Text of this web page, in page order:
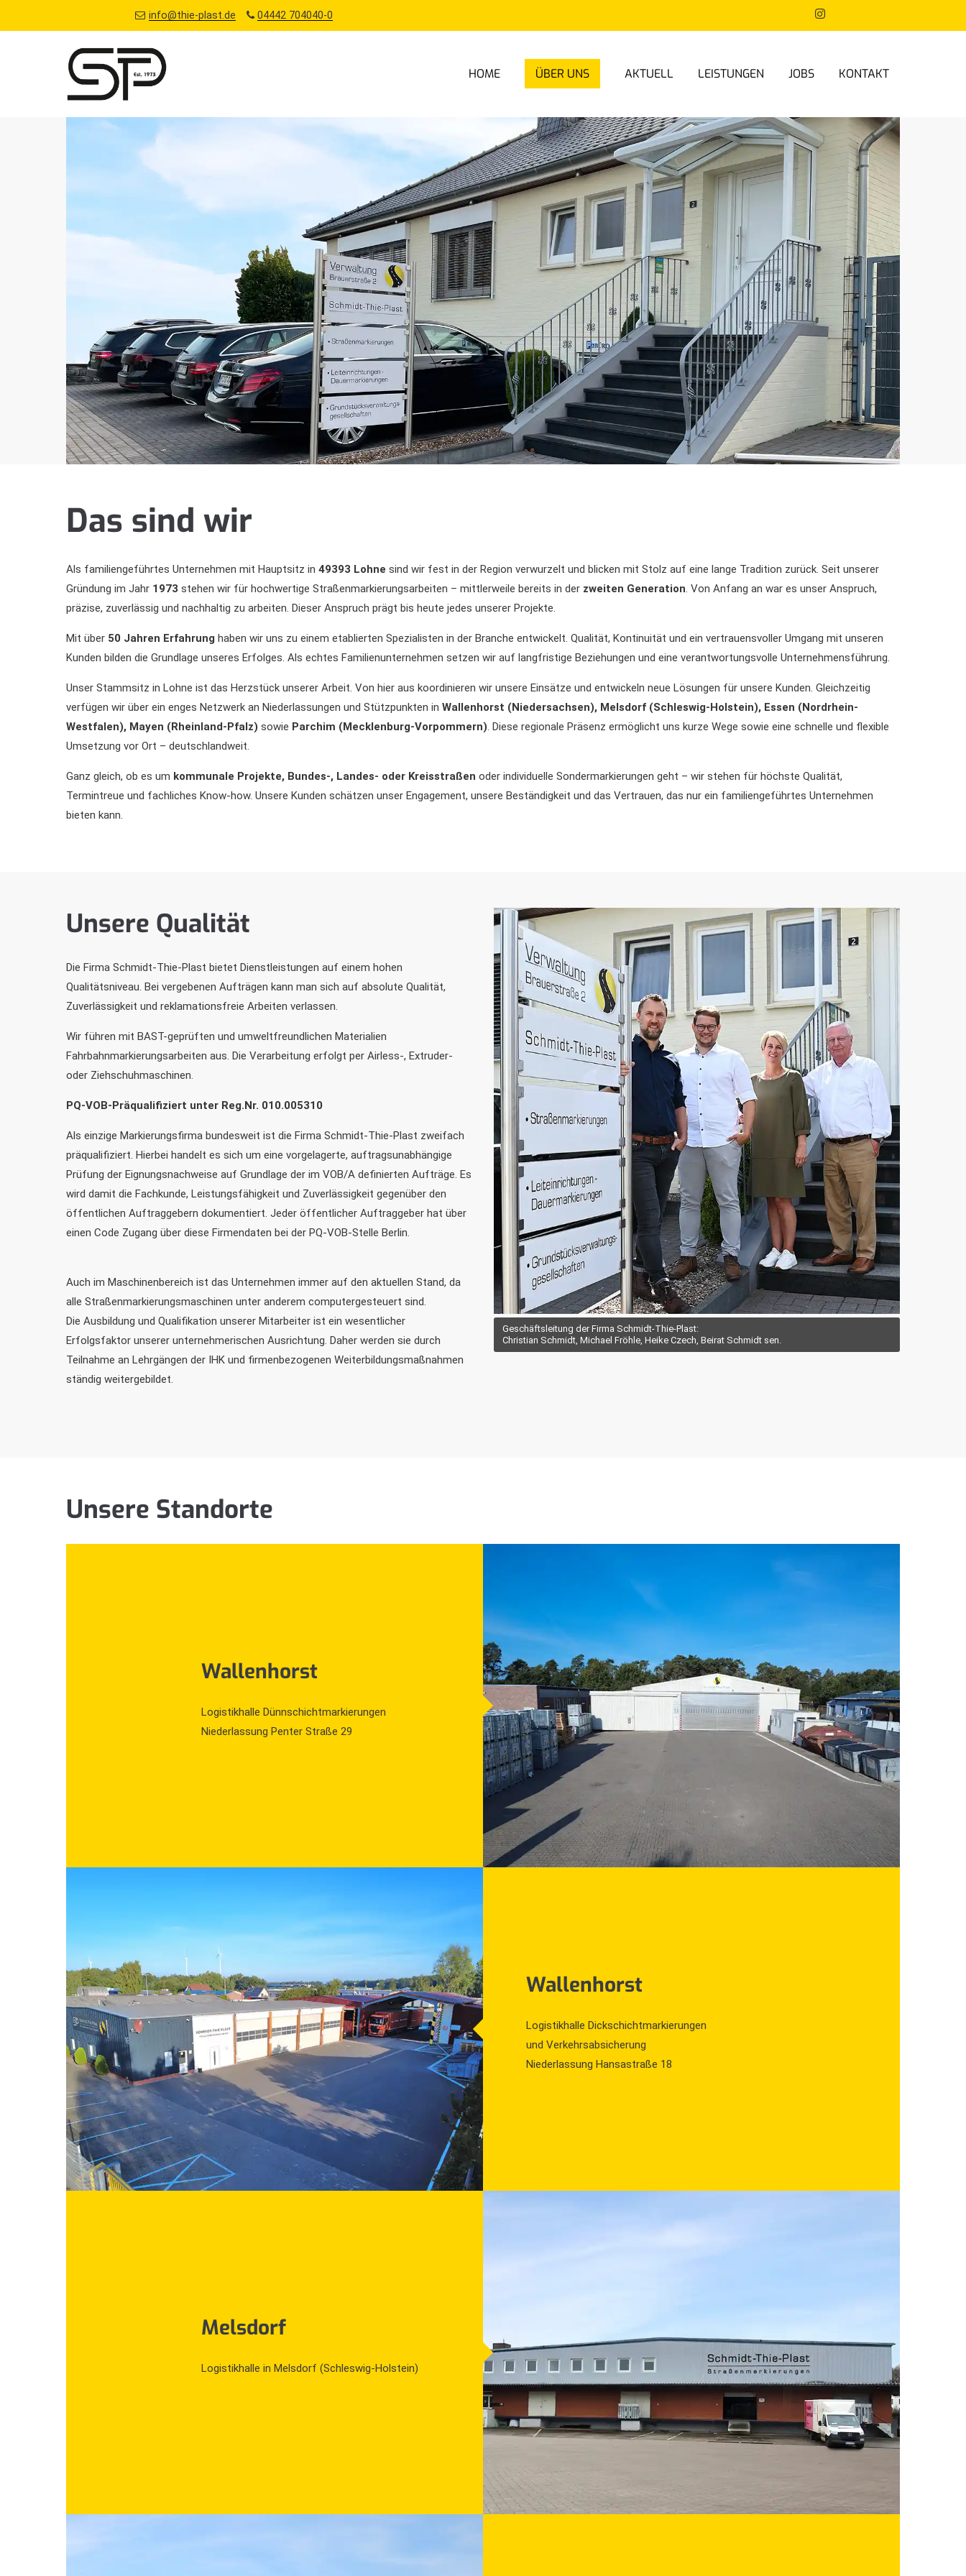
info@thie-plast.de 04442 704040-0
HOME ÜBER UNS AKTUELL LEISTUNGEN JOBS KONTAKT
Das sind wir
Als familiengeführtes Unternehmen mit Hauptsitz in 49393 Lohne sind wir fest in der Region verwurzelt und blicken mit Stolz auf eine lange Tradition zurück. Seit unserer
Gründung im Jahr 1973 stehen wir für hochwertige Straßenmarkierungsarbeiten – mittlerweile bereits in der zweiten Generation. Von Anfang an war es unser Anspruch,
präzise, zuverlässig und nachhaltig zu arbeiten. Dieser Anspruch prägt bis heute jedes unserer Projekte.
Mit über 50 Jahren Erfahrung haben wir uns zu einem etablierten Spezialisten in der Branche entwickelt. Qualität, Kontinuität und ein vertrauensvoller Umgang mit unseren
Kunden bilden die Grundlage unseres Erfolges. Als echtes Familienunternehmen setzen wir auf langfristige Beziehungen und eine verantwortungsvolle Unternehmensführung.
Unser Stammsitz in Lohne ist das Herzstück unserer Arbeit. Von hier aus koordinieren wir unsere Einsätze und entwickeln neue Lösungen für unsere Kunden. Gleichzeitig
verfügen wir über ein enges Netzwerk an Niederlassungen und Stützpunkten in Wallenhorst (Niedersachsen), Melsdorf (Schleswig-Holstein), Essen (Nordrhein-
Westfalen), Mayen (Rheinland-Pfalz) sowie Parchim (Mecklenburg-Vorpommern). Diese regionale Präsenz ermöglicht uns kurze Wege sowie eine schnelle und flexible
Umsetzung vor Ort – deutschlandweit.
Ganz gleich, ob es um kommunale Projekte, Bundes-, Landes- oder Kreisstraßen oder individuelle Sondermarkierungen geht – wir stehen für höchste Qualität,
Termintreue und fachliches Know-how. Unsere Kunden schätzen unser Engagement, unsere Beständigkeit und das Vertrauen, das nur ein familiengeführtes Unternehmen
bieten kann.
Unsere Qualität
Die Firma Schmidt-Thie-Plast bietet Dienstleistungen auf einem hohen
Qualitätsniveau. Bei vergebenen Aufträgen kann man sich auf absolute Qualität,
Zuverlässigkeit und reklamationsfreie Arbeiten verlassen.
Wir führen mit BAST-geprüften und umweltfreundlichen Materialien
Fahrbahnmarkierungsarbeiten aus. Die Verarbeitung erfolgt per Airless-, Extruder-
oder Ziehschuhmaschinen.
PQ-VOB-Präqualifiziert unter Reg.Nr. 010.005310
Als einzige Markierungsfirma bundesweit ist die Firma Schmidt-Thie-Plast zweifach
präqualifiziert. Hierbei handelt es sich um eine vorgelagerte, auftragsunabhängige
Prüfung der Eignungsnachweise auf Grundlage der im VOB/A definierten Aufträge. Es
wird damit die Fachkunde, Leistungsfähigkeit und Zuverlässigkeit gegenüber den
öffentlichen Auftraggebern dokumentiert. Jeder öffentlicher Auftraggeber hat über
einen Code Zugang über diese Firmendaten bei der PQ-VOB-Stelle Berlin.
Auch im Maschinenbereich ist das Unternehmen immer auf den aktuellen Stand, da
alle Straßenmarkierungsmaschinen unter anderem computergesteuert sind.
Die Ausbildung und Qualifikation unserer Mitarbeiter ist ein wesentlicher
Erfolgsfaktor unserer unternehmerischen Ausrichtung. Daher werden sie durch
Teilnahme an Lehrgängen der IHK und firmenbezogenen Weiterbildungsmaßnahmen
ständig weitergebildet.
Geschäftsleitung der Firma Schmidt-Thie-Plast:
Christian Schmidt, Michael Fröhle, Heike Czech, Beirat Schmidt sen.
Unsere Standorte
Wallenhorst
Logistikhalle Dünnschichtmarkierungen
Niederlassung Penter Straße 29
Wallenhorst
Logistikhalle Dickschichtmarkierungen
und Verkehrsabsicherung
Niederlassung Hansastraße 18
Melsdorf
Logistikhalle in Melsdorf (Schleswig-Holstein)